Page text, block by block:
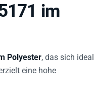
im
Polyester, das sich ideal
eine hohe